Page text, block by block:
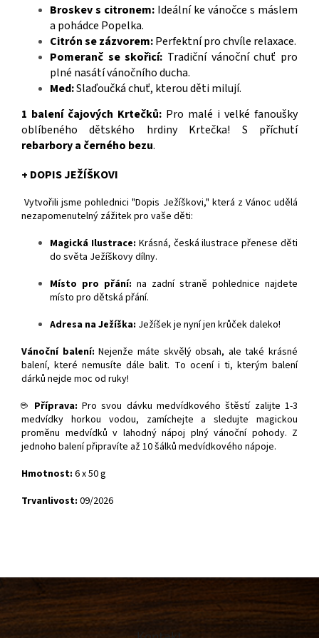
Broskev s citronem: Ideální ke vánočce s máslem
a pohádce Popelka.
Citrón se zázvorem:Perfektní pro chvíle relaxace.
Pomeranč se skořicí: Tradiční vánoční chuť pro
plné nasátí vánočního ducha.
Med:Slaďoučká chuť, kterou děti milují.
1 balení čajových Krtečků: Pro malé i velké fanoušky
oblíbeného dětského hrdiny Krtečka! S příchutí
rebarbory a černého bezu.
+ DOPIS JEŽÍŠKOVI
Vytvořili jsme pohlednici "Dopis Ježíškovi," která z Vánoc udělá
nezapomenutelný zážitek pro vaše děti:
Magická Ilustrace: Krásná, česká ilustrace přenese děti
do světa Ježíškovy dílny.
Místo pro přání: na zadní straně pohlednice najdete
místo pro dětská přání.
Adresa na Ježíška: Ježíšek je nyní jen krůček daleko!
Vánoční balení: Nejenže máte skvělý obsah, ale také krásné
balení, které nemusíte dále balit. To ocení i ti, kterým balení
dárků nejde moc od ruky!
☕ Příprava: Pro svou dávku medvídkového štěstí zalijte 1-3
medvídky horkou vodou, zamíchejte a sledujte magickou
proměnu medvídků v lahodný nápoj plný vánoční pohody. Z
jednoho balení připravíte až 10 šálků medvídkového nápoje.
Hmotnost: 6 x 50 g
Trvanlivost: 09/2026
Z
p